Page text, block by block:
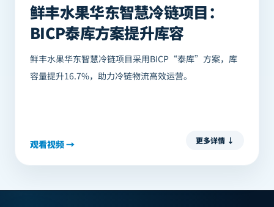
鲜丰水果华东智慧冷链项目：
BICP泰库方案提升库容
鲜丰水果华东智慧冷链项目采用BICP“泰库”方案，库
容量提升16.7%，助力冷链物流高效运营。
观看视频 → 更多详情 ↓